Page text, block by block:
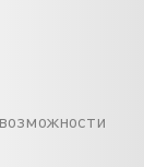
выражение
на Западе
директор
молчать –
с
чужие